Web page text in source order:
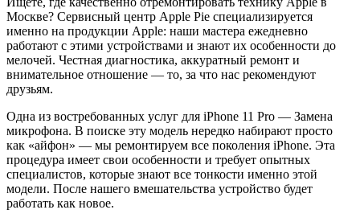
Москве? Сервисный центр Apple Pie специализируется
именно на продукции Apple: наши мастера ежедневно
работают с этими устройствами и знают их особенности до
мелочей. Честная диагностика, аккуратный ремонт и
внимательное отношение — то, за что нас рекомендуют
друзьям.
Одна из востребованных услуг для iPhone 11 Pro — Замена
микрофона. В поиске эту модель нередко набирают просто
как «айфон» — мы ремонтируем все поколения iPhone. Эта
процедура имеет свои особенности и требует опытных
специалистов, которые знают все тонкости именно этой
модели. После нашего вмешательства устройство будет
работать как новое.